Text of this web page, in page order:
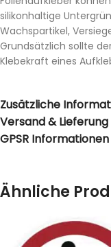
silikonhaltige
Wachspartikel,
Grundsätzlich sollte
Klebekraft eines
Zusätzliche
Versand & Lieferung
GPSR Informationen
Ähnliche